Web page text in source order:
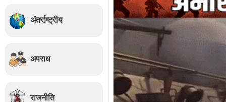
अंतर्राष्ट्रीय
अपराध
राजनीति